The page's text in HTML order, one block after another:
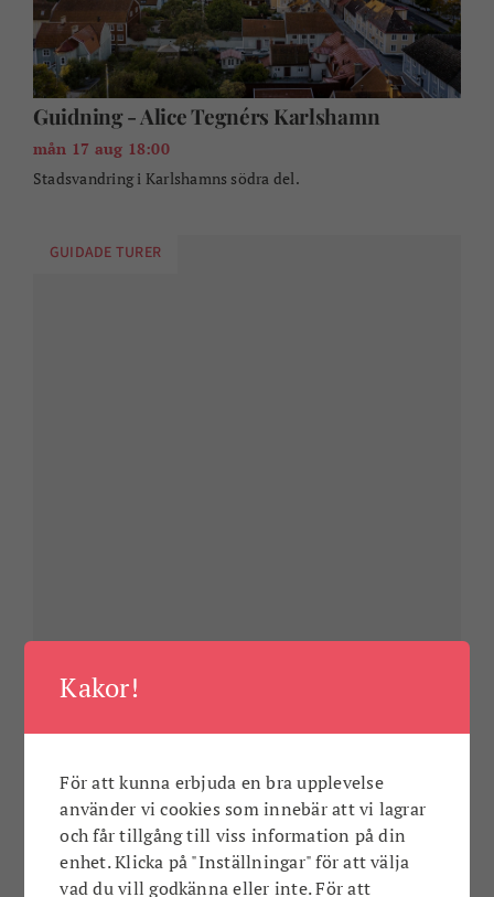
Guidning - Alice Tegnérs Karlshamn
mån 17 aug 18:00
Stadsvandring i Karlshamns södra del.
GUIDADE TURER
Guidning på Karlshamns Museum - stadens
historia
ons 19 aug 18:00
HÖJDPUNKTER
Kakor!
För att kunna erbjuda en bra upplevelse
använder vi cookies som innebär att vi lagrar
och får tillgång till viss information på din
enhet. Klicka på "Inställningar" för att välja
vad du vill godkänna eller inte. För att